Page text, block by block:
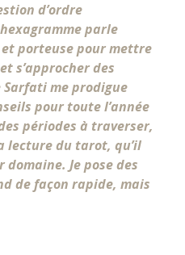
d’ordre
parle
et porteuse pour mettre
s’approcher des
me prodigue
pour toute l’année
périodes à traverser,
lecture du tarot, qu’il
Je pose des
de façon rapide, mais